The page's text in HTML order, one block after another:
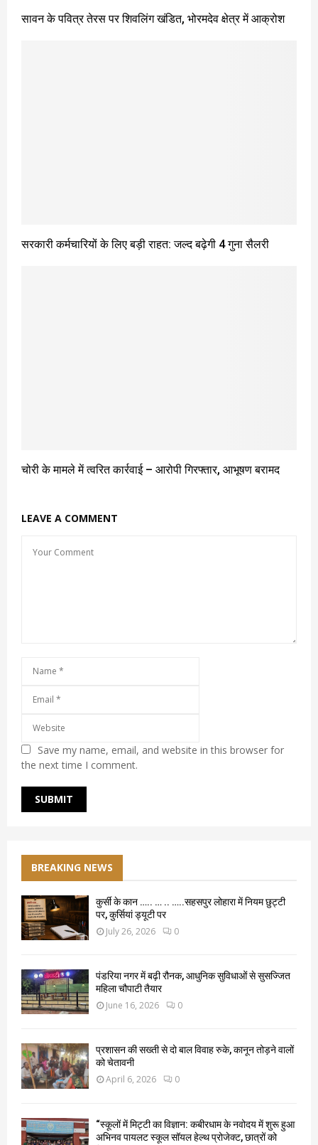
सावन के पवित्र तेरस पर शिवलिंग खंडित, भोरमदेव क्षेत्र में आक्रोश
सरकारी कर्मचारियों के लिए बड़ी राहत: जल्द बढ़ेगी 4 गुना सैलरी
चोरी के मामले में त्वरित कार्रवाई – आरोपी गिरफ्तार, आभूषण बरामद
LEAVE A COMMENT
Save my name, email, and website in this browser for
the next time I comment.
BREAKING NEWS
कुर्सी के कान ….. … .. …..सहसपुर लोहारा में नियम छुट्टी
पर, कुर्सियां ड्यूटी पर
July 26, 2026 0
पंडरिया नगर में बढ़ी रौनक, आधुनिक सुविधाओं से सुसज्जित
महिला चौपाटी तैयार
June 16, 2026 0
प्रशासन की सख्ती से दो बाल विवाह रुके, कानून तोड़ने वालों
को चेतावनी
April 6, 2026 0
“स्कूलों में मिट्टी का विज्ञान: कबीरधाम के नवोदय में शुरू हुआ
अभिनव पायलट स्कूल सॉयल हेल्थ प्रोजेक्ट, छात्रों को